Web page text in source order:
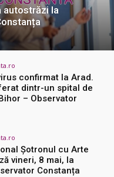
autostrăzi la
confirmat la Arad.
dintr-un spital de
– Observator
Șotronul cu Arte
vineri, 8 mai, la
Constanța